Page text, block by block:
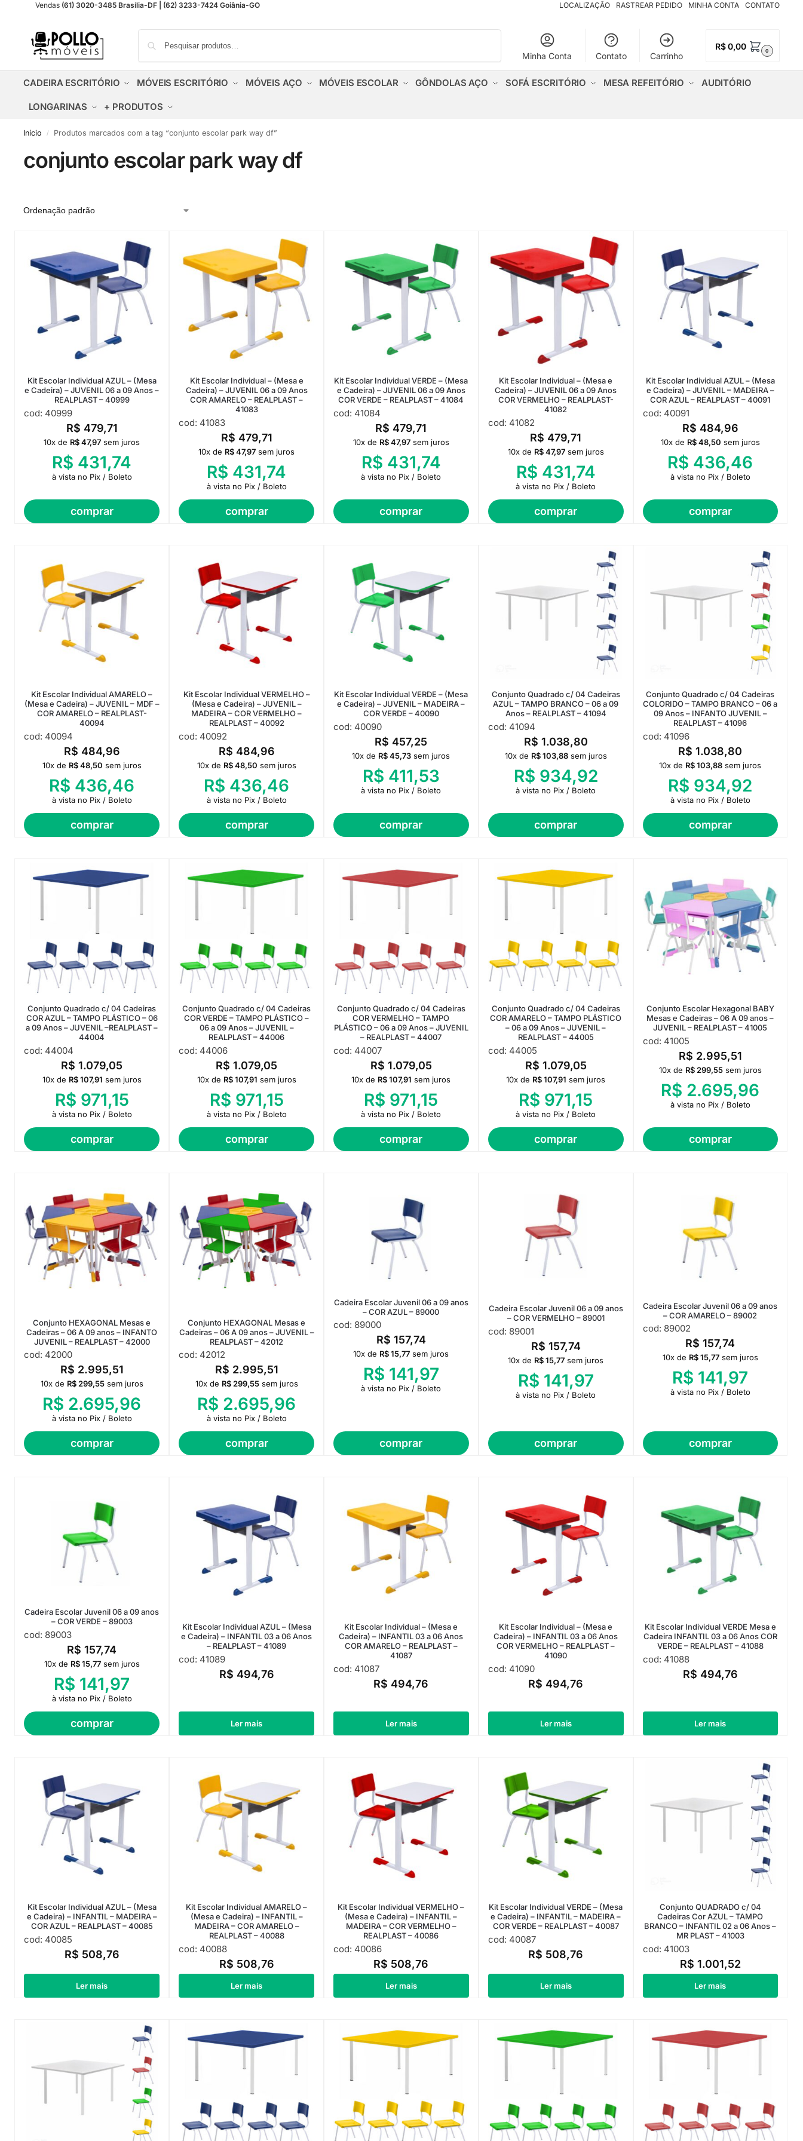
Vendas (61) 3020-3485 Brasília-DF | (62) 3233-7424 Goiânia-GO LOCALIZAÇÃO RASTREAR PEDIDO MINHA CONTA CONTATO
Minha Conta Contato Carrinho
R$0,00 0
CADEIRA ESCRITÓRIO MÓVEIS ESCRITÓRIO MÓVEIS AÇO MÓVEIS ESCOLAR GÔNDOLAS AÇO SOFÁ ESCRITÓRIO MESA REFEITÓRIO AUDITÓRIO
LONGARINAS + PRODUTOS
Início / Produtos marcados com a tag “conjunto escolar park way df”
conjunto escolar park way df
Kit Escolar Individual AZUL – (Mesa
e Cadeira) – JUVENIL 06 a 09 Anos –
REALPLAST – 40999
cod: 40999
R$ 479,71
comprar
10x de R$47,97 sem juros
R$ 431,74
à vista no Pix / Boleto
Kit Escolar Individual – (Mesa e
Cadeira) – JUVENIL 06 a 09 Anos
COR AMARELO – REALPLAST –
41083
cod: 41083
R$ 479,71
comprar
10x de R$47,97 sem juros
R$ 431,74
à vista no Pix / Boleto
Kit Escolar Individual VERDE – (Mesa
e Cadeira) – JUVENIL 06 a 09 Anos
COR VERDE – REALPLAST – 41084
cod: 41084
R$ 479,71
comprar
10x de R$47,97 sem juros
R$ 431,74
à vista no Pix / Boleto
Kit Escolar Individual – (Mesa e
Cadeira) – JUVENIL 06 a 09 Anos
COR VERMELHO – REALPLAST-
41082
cod: 41082
R$ 479,71
comprar
10x de R$47,97 sem juros
R$ 431,74
à vista no Pix / Boleto
Kit Escolar Individual AZUL – (Mesa
e Cadeira) – JUVENIL – MADEIRA –
COR AZUL – REALPLAST – 40091
cod: 40091
R$ 484,96
comprar
10x de R$48,50 sem juros
R$ 436,46
à vista no Pix / Boleto
Kit Escolar Individual AMARELO –
(Mesa e Cadeira) – JUVENIL – MDF –
COR AMARELO – REALPLAST-
40094
cod: 40094
R$ 484,96
comprar
10x de R$48,50 sem juros
R$ 436,46
à vista no Pix / Boleto
Kit Escolar Individual VERMELHO –
(Mesa e Cadeira) – JUVENIL –
MADEIRA – COR VERMELHO –
REALPLAST – 40092
cod: 40092
R$ 484,96
comprar
10x de R$48,50 sem juros
R$ 436,46
à vista no Pix / Boleto
Kit Escolar Individual VERDE – (Mesa
e Cadeira) – JUVENIL – MADEIRA –
COR VERDE – 40090
cod: 40090
R$ 457,25
comprar
10x de R$45,73 sem juros
R$ 411,53
à vista no Pix / Boleto
Conjunto Quadrado c/ 04 Cadeiras
AZUL – TAMPO BRANCO – 06 a 09
Anos – REALPLAST – 41094
cod: 41094
R$ 1.038,80
comprar
10x de R$103,88 sem juros
R$ 934,92
à vista no Pix / Boleto
Conjunto Quadrado c/ 04 Cadeiras
COLORIDO – TAMPO BRANCO – 06 a
09 Anos – INFANTO JUVENIL –
REALPLAST – 41096
cod: 41096
R$ 1.038,80
comprar
10x de R$103,88 sem juros
R$ 934,92
à vista no Pix / Boleto
Conjunto Quadrado c/ 04 Cadeiras
COR AZUL – TAMPO PLÁSTICO – 06
a 09 Anos – JUVENIL –REALPLAST –
44004
cod: 44004
R$ 1.079,05
comprar
10x de R$107,91 sem juros
R$ 971,15
à vista no Pix / Boleto
Conjunto Quadrado c/ 04 Cadeiras
COR VERDE – TAMPO PLÁSTICO –
06 a 09 Anos – JUVENIL –
REALPLAST – 44006
cod: 44006
R$ 1.079,05
comprar
10x de R$107,91 sem juros
R$ 971,15
à vista no Pix / Boleto
Conjunto Quadrado c/ 04 Cadeiras
COR VERMELHO – TAMPO
PLÁSTICO – 06 a 09 Anos – JUVENIL
– REALPLAST – 44007
cod: 44007
R$ 1.079,05
comprar
10x de R$107,91 sem juros
R$ 971,15
à vista no Pix / Boleto
Conjunto Quadrado c/ 04 Cadeiras
COR AMARELO – TAMPO PLÁSTICO
– 06 a 09 Anos – JUVENIL –
REALPLAST – 44005
cod: 44005
R$ 1.079,05
comprar
10x de R$107,91 sem juros
R$ 971,15
à vista no Pix / Boleto
Conjunto Escolar Hexagonal BABY
Mesas e Cadeiras – 06 A 09 anos –
JUVENIL – REALPLAST – 41005
cod: 41005
R$ 2.995,51
comprar
10x de R$299,55 sem juros
R$ 2.695,96
à vista no Pix / Boleto
Conjunto HEXAGONAL Mesas e
Cadeiras – 06 A 09 anos – INFANTO
JUVENIL – REALPLAST – 42000
cod: 42000
R$ 2.995,51
comprar
10x de R$299,55 sem juros
R$ 2.695,96
à vista no Pix / Boleto
Conjunto HEXAGONAL Mesas e
Cadeiras – 06 A 09 anos – JUVENIL –
REALPLAST – 42012
cod: 42012
R$ 2.995,51
comprar
10x de R$299,55 sem juros
R$ 2.695,96
à vista no Pix / Boleto
Cadeira Escolar Juvenil 06 a 09 anos
– COR AZUL – 89000
cod: 89000
R$ 157,74
comprar
10x de R$15,77 sem juros
R$ 141,97
à vista no Pix / Boleto
Cadeira Escolar Juvenil 06 a 09 anos
– COR VERMELHO – 89001
cod: 89001
R$ 157,74
comprar
10x de R$15,77 sem juros
R$ 141,97
à vista no Pix / Boleto
Cadeira Escolar Juvenil 06 a 09 anos
– COR AMARELO – 89002
cod: 89002
R$ 157,74
comprar
10x de R$15,77 sem juros
R$ 141,97
à vista no Pix / Boleto
Cadeira Escolar Juvenil 06 a 09 anos
– COR VERDE – 89003
cod: 89003
R$ 157,74
comprar
10x de R$15,77 sem juros
R$ 141,97
à vista no Pix / Boleto
Kit Escolar Individual AZUL – (Mesa
e Cadeira) – INFANTIL 03 a 06 Anos
– REALPLAST – 41089
cod: 41089
R$ 494,76
Ler mais
Kit Escolar Individual – (Mesa e
Cadeira) – INFANTIL 03 a 06 Anos
COR AMARELO – REALPLAST –
41087
cod: 41087
R$ 494,76
Ler mais
Kit Escolar Individual – (Mesa e
Cadeira) – INFANTIL 03 a 06 Anos
COR VERMELHO – REALPLAST –
41090
cod: 41090
R$ 494,76
Ler mais
Kit Escolar Individual VERDE Mesa e
Cadeira INFANTIL 03 a 06 Anos COR
VERDE – REALPLAST – 41088
cod: 41088
R$ 494,76
Ler mais
Kit Escolar Individual AZUL – (Mesa
e Cadeira) – INFANTIL – MADEIRA –
COR AZUL – REALPLAST – 40085
cod: 40085
R$ 508,76
Ler mais
Kit Escolar Individual AMARELO –
(Mesa e Cadeira) – INFANTIL –
MADEIRA – COR AMARELO –
REALPLAST – 40088
cod: 40088
R$ 508,76
Ler mais
Kit Escolar Individual VERMELHO –
(Mesa e Cadeira) – INFANTIL –
MADEIRA – COR VERMELHO –
REALPLAST – 40086
cod: 40086
R$ 508,76
Ler mais
Kit Escolar Individual VERDE – (Mesa
e Cadeira) – INFANTIL – MADEIRA –
COR VERDE – REALPLAST – 40087
cod: 40087
R$ 508,76
Ler mais
Conjunto QUADRADO c/ 04
Cadeiras Cor AZUL – TAMPO
BRANCO – INFANTIL 02 a 06 Anos –
MR PLAST – 41003
cod: 41003
R$ 1.001,52
Ler mais